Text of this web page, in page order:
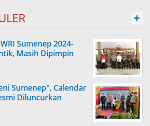
+
Sumenep 2024-
Masih Dipimpin
Sumenep", Calendar
Diluncurkan